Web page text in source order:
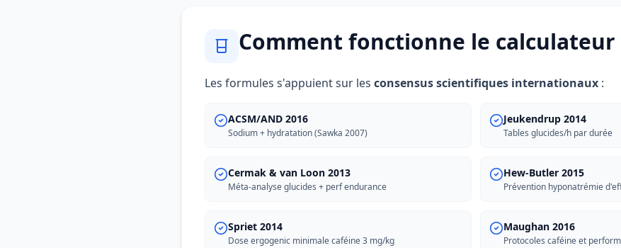
Comment fonctionne le calculateur
Les formules s'appuient sur les consensus scientifiques internationaux :
ACSM/AND 2016
Sodium + hydratation (Sawka 2007)
Jeukendrup 2014
Tables glucides/h par durée
Cermak & van Loon 2013
Méta-analyse glucides + perf endurance
Hew-Butler 2015
Prévention hyponatrémie
Spriet 2014
Dose ergogenic minimale caféine 3 mg/kg
Maughan 2016
Protocoles caféine et